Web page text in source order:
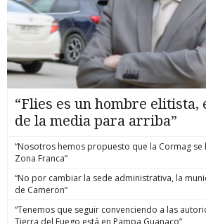
“Flies es un hombre elitista,
de la media para arriba”
“Nosotros hemos propuesto que la Cormag
Zona Franca”
“No por cambiar la sede administrativa, la
de Cameron”
“Tenemos que seguir convenciendo a las
Tierra del Fuego está en Pampa Guanaco”